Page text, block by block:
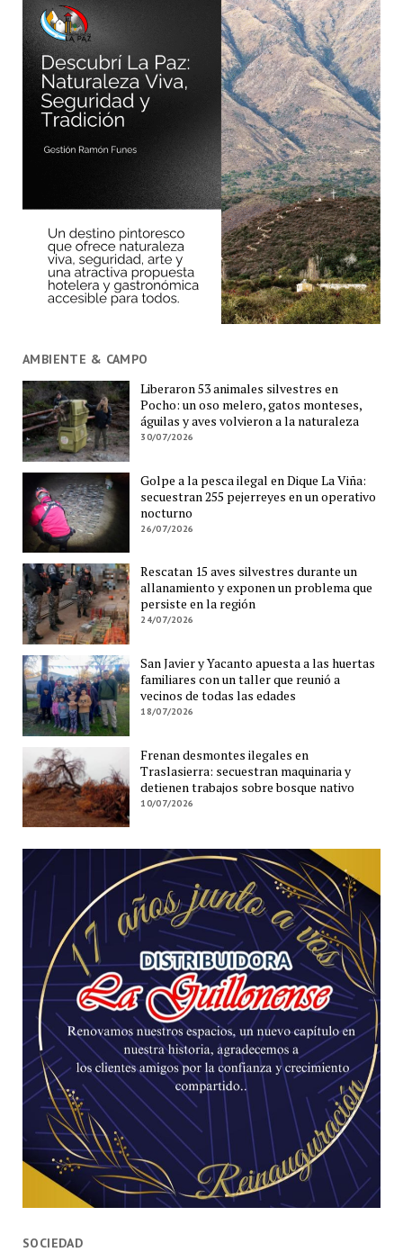
AMBIENTE & CAMPO
Liberaron 53 animales silvestres en
Pocho: un oso melero, gatos monteses,
águilas y aves volvieron a la naturaleza
30/07/2026
Golpe a la pesca ilegal en Dique La Viña:
secuestran 255 pejerreyes en un operativo
nocturno
26/07/2026
Rescatan 15 aves silvestres durante un
allanamiento y exponen un problema que
persiste en la región
24/07/2026
San Javier y Yacanto apuesta a las huertas
familiares con un taller que reunió a
vecinos de todas las edades
18/07/2026
Frenan desmontes ilegales en
Traslasierra: secuestran maquinaria y
detienen trabajos sobre bosque nativo
10/07/2026
SOCIEDAD